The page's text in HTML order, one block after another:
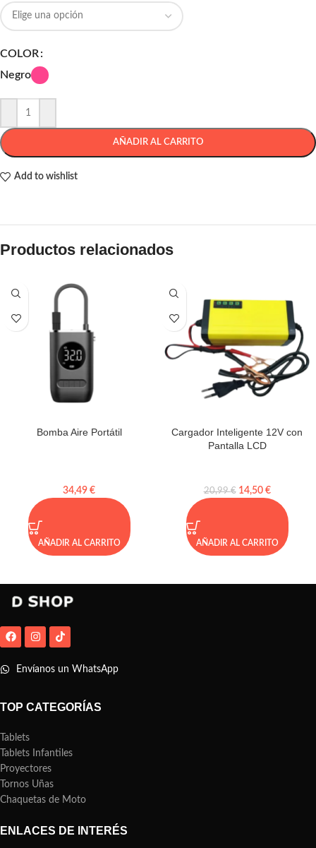
COLOR
Negro
AÑADIR AL CARRITO
Add to wishlist
Productos relacionados
Bomba Aire Portátil
34,49 €
AÑADIR AL CARRITO
Cargador Inteligente 12V con
Pantalla LCD
20,99€ 14,50 €
AÑADIR AL CARRITO
Envíanos un WhatsApp
TOP CATEGORÍAS
Tablets
Tablets Infantiles
Proyectores
Tornos Uñas
Chaquetas de Moto
ENLACES DE INTERÉS